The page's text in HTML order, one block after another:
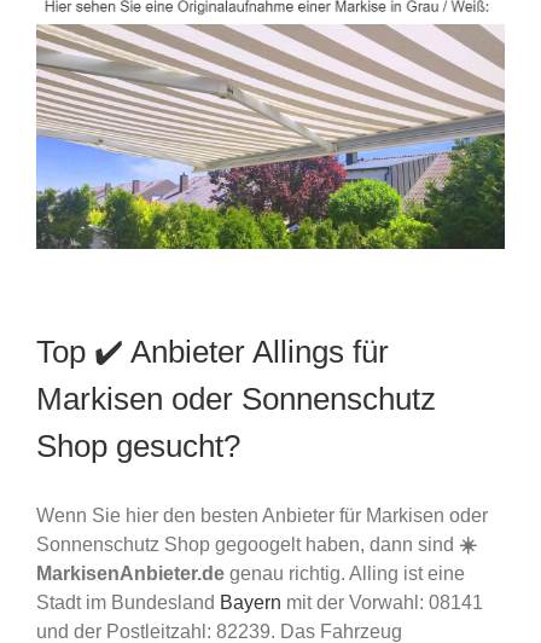
Top ✔️ Anbieter Allings für
Markisen oder Sonnenschutz
Shop gesucht?
Wenn Sie hier den besten Anbieter für Markisen oder
Sonnenschutz Shop gegoogelt haben, dann sind ☀️
MarkisenAnbieter.de genau richtig. Alling ist eine
Stadt im Bundesland Bayern mit der Vorwahl: 08141
und der Postleitzahl: 82239. Das Fahrzeug